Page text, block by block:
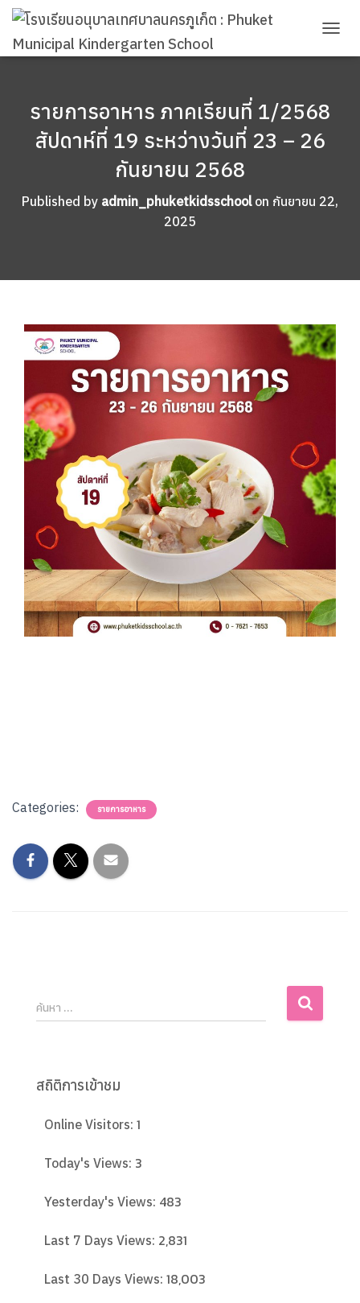
O
G
A
รายการอาหาร ภาคเรียนที่ 1/2568
สัปดาห์ที่ 19 ระหว่างวันที่ 23 – 26
กันยายน 2568
Published by admin_phuketkidsschoolon กันยายน 22,
2025
Categories: รายการอาหาร
ค้นหา …
สถิติการเข้าชม
Online Visitors: 1
Today's Views: 3
Yesterday's Views: 483
Last 7 Days Views: 2,831
Last 30 Days Views: 18,003